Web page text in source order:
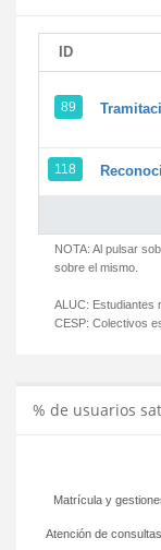
ID
89
118
NOTA: Al pulsar
sobre el mismo.
ALUC: Estudiantes
CESP: Colectivos
% de usuarios
Atención de
Matrícula y